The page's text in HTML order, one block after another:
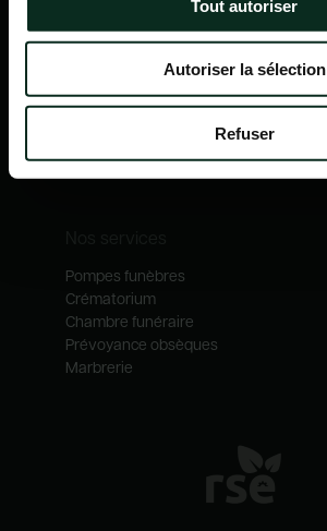
Tout autoriser
Autoriser la sélection
Refuser
Qui sommes-nous ?
Notre catalogue
Nos métiers
Pompes funèbres
Crématorium
Chambre funéraire
Prévoyance obsèques
Marbrerie